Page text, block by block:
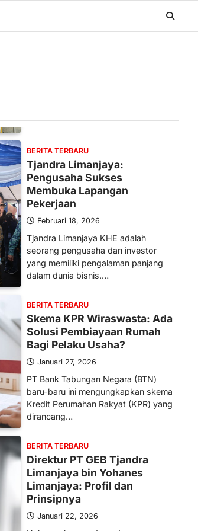
situasi…
BERITA TERBARU
Tjandra Limanjaya:
Pengusaha Sukses
Membuka Lapangan
Pekerjaan
Februari 18, 2026
Tjandra Limanjaya KHE adalah
seorang pengusaha dan investor
yang memiliki pengalaman panjang
dalam dunia bisnis.…
BERITA TERBARU
Skema KPR Wiraswasta: Ada
Solusi Pembiayaan Rumah
Bagi Pelaku Usaha?
Januari 27, 2026
PT Bank Tabungan Negara (BTN)
baru-baru ini mengungkapkan skema
Kredit Perumahan Rakyat (KPR) yang
dirancang…
BERITA TERBARU
Direktur PT GEB Tjandra
Limanjaya bin Yohanes
Limanjaya: Profil dan
Prinsipnya
Januari 22, 2026